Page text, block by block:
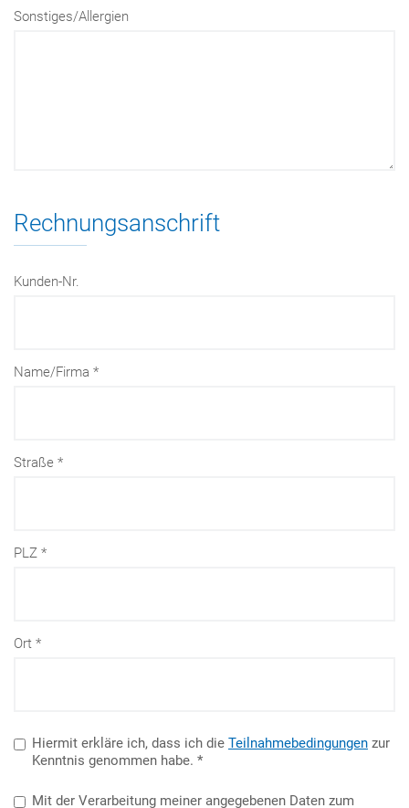
Sonstiges/Allergien
Rechnungsanschrift
Kunden-Nr.
Name/Firma
Straße
PLZ
Ort
Hiermit erkläre ich, dass ich die Teilnahmebedingungen zur
Kenntnis genommen habe.
Mit der Verarbeitung meiner angegebenen Daten zum